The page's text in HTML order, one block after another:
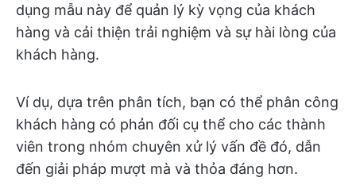
dụng mẫu này để quản lý kỳ vọng của khách
hàng và cải thiện trải nghiệm và sự hài lòng của
khách hàng.
Ví dụ, dựa trên phân tích, bạn có thể phân công
khách hàng có phản đối cụ thể cho các thành
viên trong nhóm chuyên xử lý vấn đề đó, dẫn
đến giải pháp mượt mà và thỏa đáng hơn.